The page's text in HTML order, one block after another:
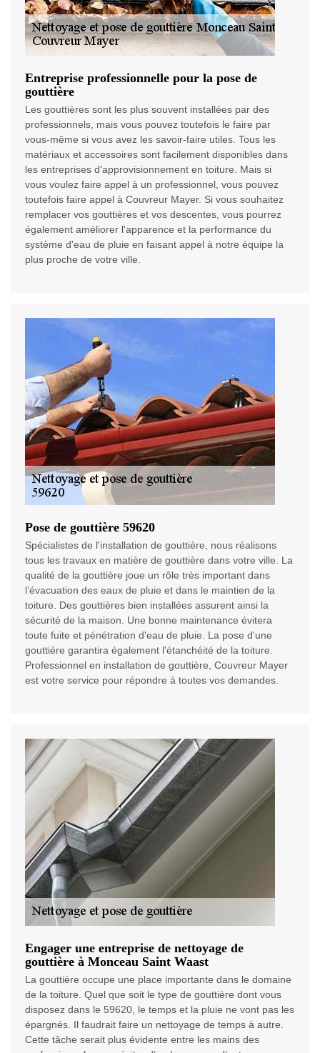
Entreprise professionnelle pour la pose de
gouttière
Les gouttières sont les plus souvent installées par des
professionnels, mais vous pouvez toutefois le faire par
vous-même si vous avez les savoir-faire utiles. Tous les
matériaux et accessoires sont facilement disponibles dans
les entreprises d'approvisionnement en toiture. Mais si
vous voulez faire appel à un professionnel, vous pouvez
toutefois faire appel à Couvreur Mayer. Si vous souhaitez
remplacer vos gouttières et vos descentes, vous pourrez
également améliorer l'apparence et la performance du
système d'eau de pluie en faisant appel à notre équipe la
plus proche de votre ville.
Pose de gouttière 59620
Spécialistes de l'installation de gouttière, nous réalisons
tous les travaux en matière de gouttière dans votre ville. La
qualité de la gouttière joue un rôle très important dans
l’évacuation des eaux de pluie et dans le maintien de la
toiture. Des gouttières bien installées assurent ainsi la
sécurité de la maison. Une bonne maintenance évitera
toute fuite et pénétration d'eau de pluie. La pose d'une
gouttière garantira également l'étanchéité de la toiture.
Professionnel en installation de gouttière, Couvreur Mayer
est votre service pour répondre à toutes vos demandes.
Engager une entreprise de nettoyage de
gouttière à Monceau Saint Waast
La gouttière occupe une place importante dans le domaine
de la toiture. Quel que soit le type de gouttière dont vous
disposez dans le 59620, le temps et la pluie ne vont pas les
épargnés. Il faudrait faire un nettoyage de temps à autre.
Cette tâche serait plus évidente entre les mains des